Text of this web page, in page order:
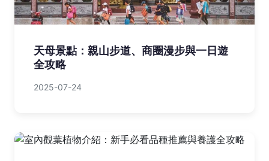
天母景點：親山步道、商圈漫步與一日遊
全攻略
2025-07-24